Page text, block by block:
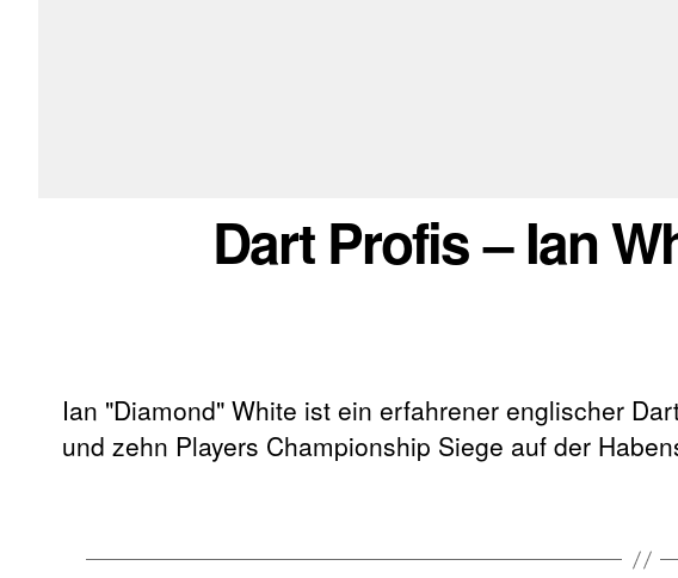
Dart Profis – Ian
Ian "Diamond" White ist ein erfahrener englischer
und zehn Players Championship Siege auf der